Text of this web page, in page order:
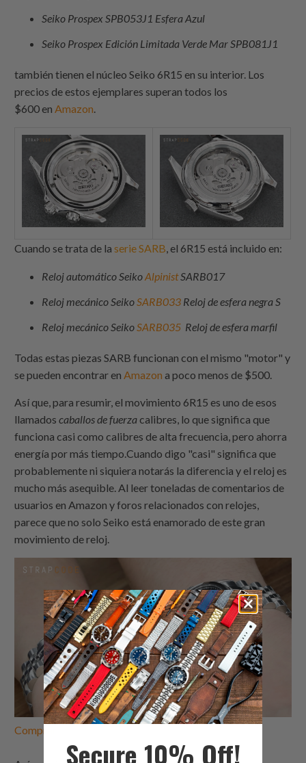
Seiko Prospex SPB053J1 Esfera Azul
Seiko Prospex Edición Limitada Verde Mar SPB081J1
también tienen el núcleo Seiko 6R15 en su interior. Los
precios de estos ejemplares superan todos los
$600 en Amazon
Cuando se trata de laserie SARB , el 6R15 está incluido en:
Reloj automático Seiko AlpinistSARB017
Reloj mecánico Seiko SARB033 Reloj de esfera negra S
Reloj mecánico Seiko SARB035 Reloj de esfera marfil
Todas estas piezas SARB funcionan con el mismo "motor" y
se pueden encontrar en Amazon a poco menos de $500.
Así que, para resumir, el movimiento 6R15 es uno de esos
llamadoscaballos de fuerzacalibres, lo que significa que
funciona casi como calibres de alta frecuencia, pero ahorra
energía por más tiempo.Cuando digo "casi" significa que
probablemente ni siquiera notarás la diferencia y el reloj es
mucho más asequible. Al leer toneladas de comentarios de
usuarios en Amazon y foros relacionados con relojes,
parece que no solo Seiko está enamorado de este gran
movimiento de reloj.
Comprar
Secure 10% Off!